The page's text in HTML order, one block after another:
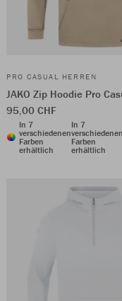
PRO CASUAL HERREN
JAKO Zip Hoodie Pro
95,00 CHF
In 7
verschiedenen
Farben
erhältlich
In 7
Farben
erhältlich